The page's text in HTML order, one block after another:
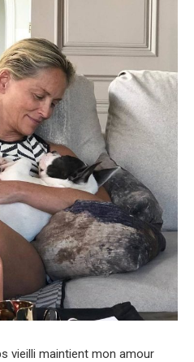
vieilli maintient mon amour